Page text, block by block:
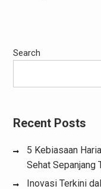
Search
Recent Posts
5 Kebiasaan
Sehat Sepanjang
Inovasi Terkini